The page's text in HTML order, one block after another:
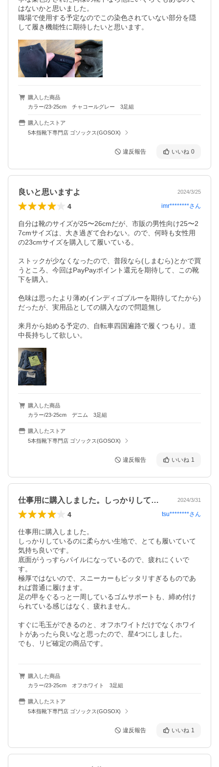
はないかと思いました。
職場で使用する予定なのでこの染色されていない部分を隠
して履き機能性に期待したいと思います。
購入した商品
カラー/23-25cm チャコールグレー 3足組
購入したストア
5本指靴下専門店 ゴソックス(GOSOX)
違反報告 いいね 0
良いと思いますよ 2024/3/25
4 imr********さん
自分は靴のサイズが25〜26cmだが、市販の男性向け25〜2
7cmサイズは、大き過ぎて合わない。ので、何時も女性用
の23cmサイズを購入して履いている。
ストックが少なくなったので、普段なら(しまむら)とかで買
うところ、今回はPayPayポイント還元を期待して、この靴
下を購入。
色味は思ったより薄め(インディゴブルーを期待してたから)
だったが、実用品としての購入なので問題無し
来月から始める予定の、自転車四国遍路で履くつもり。道
中長持ちして欲しい。
購入した商品
カラー/23-25cm デニム 3足組
購入したストア
5本指靴下専門店 ゴソックス(GOSOX)
違反報告 いいね 1
仕事用に購入しました。しっかりしている… 2024/3/31
4 tsu********さん
仕事用に購入しました。
しっかりしているのに柔らかい生地で、とても履いていて
気持ち良いです。
底面がうっすらパイルになっているので、疲れにくいで
す。
極厚ではないので、スニーカーもピッタリすぎるものであ
れば普通に履けます。
足の甲をぐるっと一周しているゴムサポートも、締め付け
られている感じはなく、疲れません。
すぐに毛玉ができるのと、オフホワイトだけでなくホワイ
トがあったら良いなと思ったので、星4つにしました。
でも、リピ確定の商品です。
購入した商品
カラー/23-25cm オフホワイト 3足組
購入したストア
5本指靴下専門店 ゴソックス(GOSOX)
違反報告 いいね 1